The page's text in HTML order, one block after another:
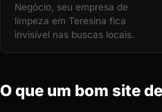
Negócio, seu empresa de
limpeza em Teresina fica
invisível nas buscas locais.
O que um bom site